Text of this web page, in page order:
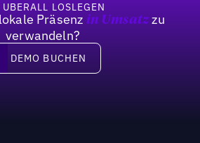
LOSLEGEN
Präsenz in Umsatzzu
verwandeln?
BUCHEN
DEMO BUCHEN